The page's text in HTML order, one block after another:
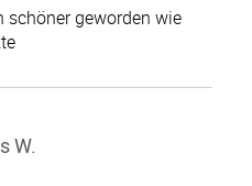
schöner geworden wie
W.